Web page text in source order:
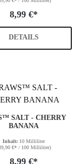
8,99 €*
DETAILS
SALT - CHERRY
BANANA
Inhalt: 10 Milliliter
€* / 100 Milliliter)
8,99 €*